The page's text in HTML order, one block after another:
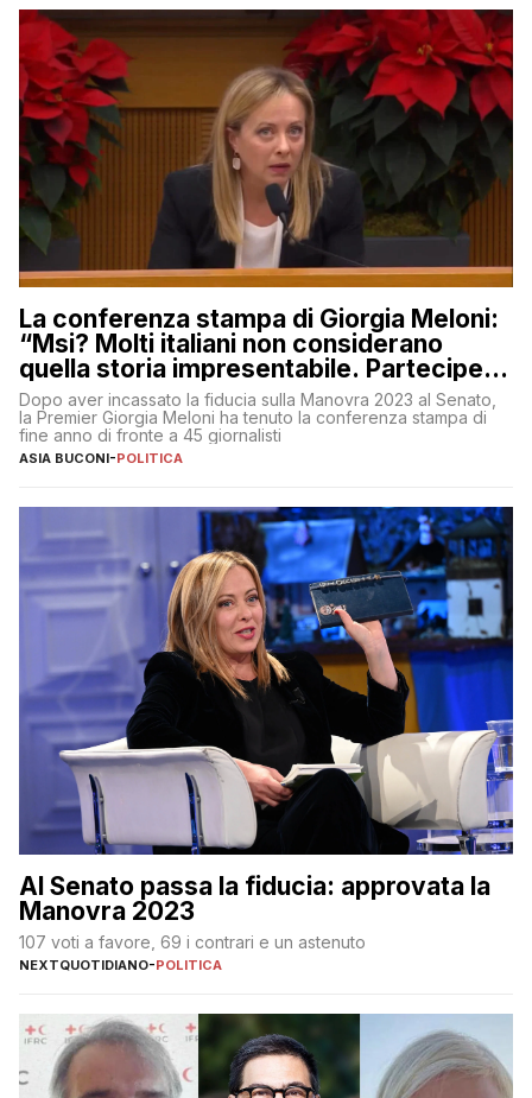
La conferenza stampa di Giorgia Meloni:
“Msi? Molti italiani non considerano
quella storia impresentabile. Parteciperò
al 25 aprile”
Dopo aver incassato la fiducia sulla Manovra 2023 al Senato,
la Premier Giorgia Meloni ha tenuto la conferenza stampa di
fine anno di fronte a 45 giornalisti
ASIA BUCONI-POLITICA
Al Senato passa la fiducia: approvata la
Manovra 2023
107 voti a favore, 69 i contrari e un astenuto
NEXTQUOTIDIANO-POLITICA